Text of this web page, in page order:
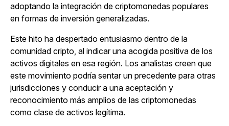
adoptando la integración de criptomonedas populares
en formas de inversión generalizadas.
Este hito ha despertado entusiasmo dentro de la
comunidad cripto, al indicar una acogida positiva de los
activos digitales en esa región. Los analistas creen que
este movimiento podría sentar un precedente para otras
jurisdicciones y conducir a una aceptación y
reconocimiento más amplios de las criptomonedas
como clase de activos legítima.